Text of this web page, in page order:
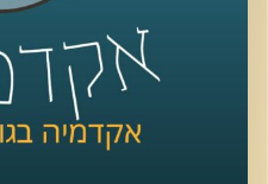
צפיית הזלילה על קהל
המסדרון שלנו, ומשם
בקהילתיות. עוד
מדוע הפכה הקלילות
שנהיה קצת כבדים?